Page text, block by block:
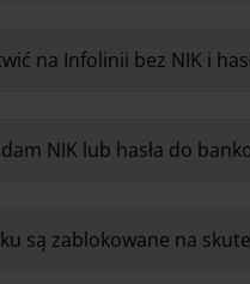
na Infolinii bez NIK i
NIK lub hasła do
są zablokowane na